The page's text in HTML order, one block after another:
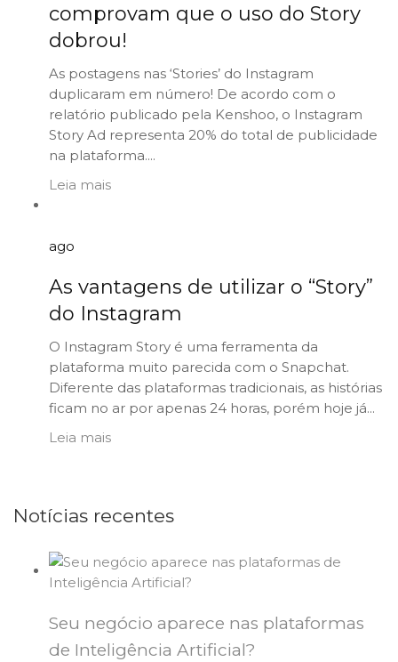
comprovam que o uso do Story
dobrou!
As postagens nas ‘Stories’ do Instagram
duplicaram em número! De acordo com o
relatório publicado pela Kenshoo, o Instagram
Story Ad representa 20% do total de publicidade
na plataforma....
Leia mais
ago
As vantagens de utilizar o “Story”
do Instagram
O Instagram Story é uma ferramenta da
plataforma muito parecida com o Snapchat.
Diferente das plataformas tradicionais, as histórias
ficam no ar por apenas 24 horas, porém hoje já...
Leia mais
Notícias recentes
Seu negócio aparece nas plataformas
de Inteligência Artificial?